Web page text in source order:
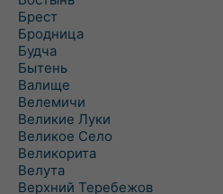
Брест
Бродница
Будча
Бытень
Валище
Велемичи
Великие Луки
Великое Село
Великорита
Велута
Верхний Теребежов